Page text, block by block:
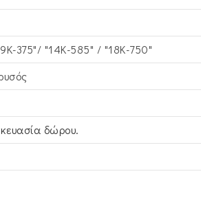
375"/ "14Κ-585" / "18Κ-750"
δώρου.